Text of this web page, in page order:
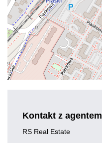
Kontakt z agentem
RS Real Estate